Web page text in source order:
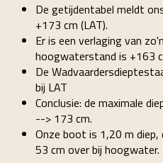
De getijdentabel meldt
+173 cm (LAT).
Er is een verlaging van
hoogwaterstand is +163
De
bij LAT
Conclusie: de maximale
--> 173 cm.
Onze boot is 1,20 m
53 cm over bij